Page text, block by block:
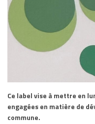
Ce label vise à mettre en
engagées en matière de
commune.